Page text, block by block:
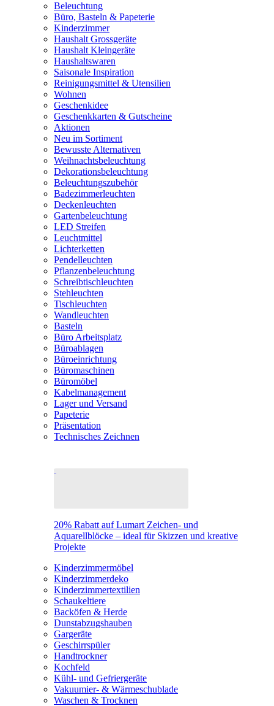
Beleuchtung
Büro, Basteln & Papeterie
Kinderzimmer
Haushalt Grossgeräte
Haushalt Kleingeräte
Haushaltswaren
Saisonale Inspiration
Reinigungsmittel & Utensilien
Wohnen
Geschenkidee
Geschenkkarten & Gutscheine
Aktionen
Neu im Sortiment
Bewusste Alternativen
Weihnachtsbeleuchtung
Dekorationsbeleuchtung
Beleuchtungszubehör
Badezimmerleuchten
Deckenleuchten
Gartenbeleuchtung
LED Streifen
Leuchtmittel
Lichterketten
Pendelleuchten
Pflanzenbeleuchtung
Schreibtischleuchten
Stehleuchten
Tischleuchten
Wandleuchten
Basteln
Büro Arbeitsplatz
Büroablagen
Büroeinrichtung
Büromaschinen
Büromöbel
Kabelmanagement
Lager und Versand
Papeterie
Präsentation
Technisches Zeichnen
20% Rabatt auf Lumart Zeichen- und
Aquarellblöcke – ideal für Skizzen und kreative
Projekte
Kinderzimmermöbel
Kinderzimmerdeko
Kinderzimmertextilien
Schaukeltiere
Backöfen & Herde
Dunstabzugshauben
Gargeräte
Geschirrspüler
Handtrockner
Kochfeld
Kühl- und Gefriergeräte
Vakuumier- & Wärmeschublade
Waschen & Trocknen